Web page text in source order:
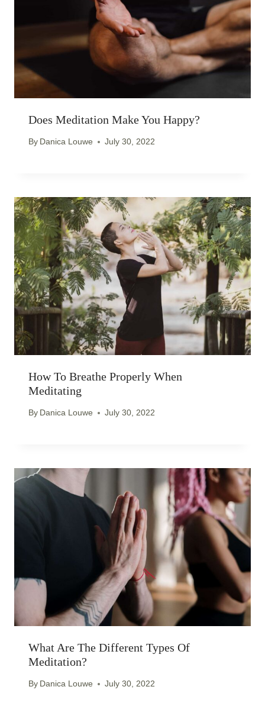
Does Meditation Make You Happy?
By Danica Louwe July 30, 2022
How To Breathe Properly When
Meditating
By Danica Louwe July 30, 2022
What Are The Different Types Of
Meditation?
By Danica Louwe July 30, 2022